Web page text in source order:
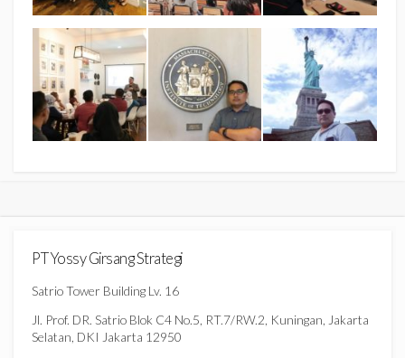
PT Yossy Girsang Strategi
Satrio Tower Building Lv. 16
Jl. Prof. DR. Satrio Blok C4 No.5, RT.7/RW.2, Kuningan, Jakarta
Selatan, DKI Jakarta 12950